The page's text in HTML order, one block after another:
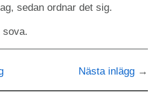
sedan ordnar det sig.
sova.
Nästa inlägg